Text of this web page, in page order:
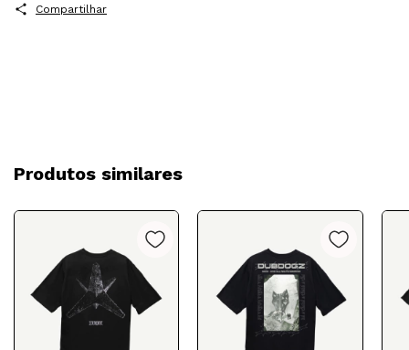
Compartilhar
Produtos similares